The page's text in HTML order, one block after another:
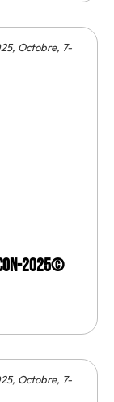
, Octobre, 7-
2025©
, Octobre, 7-